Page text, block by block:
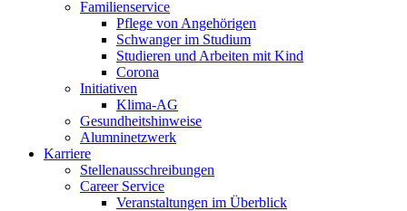
Familienservice
Pflege von Angehörigen
Schwanger im Studium
Studieren und Arbeiten mit Kind
Corona
Initiativen
Klima-AG
Gesundheitshinweise
Alumninetzwerk
Karriere
Stellenausschreibungen
Career Service
Veranstaltungen im Überblick